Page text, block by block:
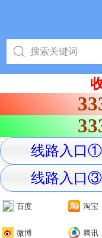
线路入口①
线路入口③
百度 淘宝
微博 腾讯